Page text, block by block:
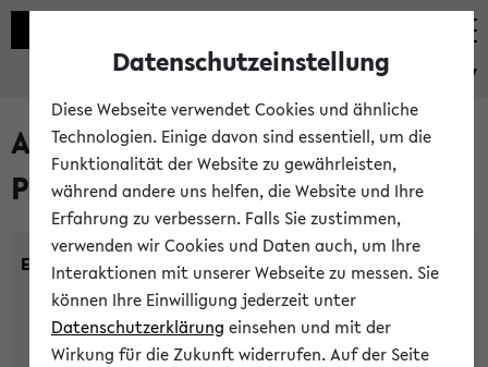
eKVV
Alle noch stattfindenden
Prüfungen
Einrichtung:
Datenschutzeinstellung
Diese Webseite verwendet Cookies und ähnliche
Technologien. Einige davon sind essentiell, um die
Funktionalität der Website zu gewährleisten,
während andere uns helfen, die Website und Ihre
Erfahrung zu verbessern. Falls Sie zustimmen,
verwenden wir Cookies und Daten auch, um Ihre
Interaktionen mit unserer Webseite zu messen. Sie
können Ihre Einwilligung jederzeit unter
Datenschutzerklärung einsehen und mit der
Wirkung für die Zukunft widerrufen. Auf der Seite